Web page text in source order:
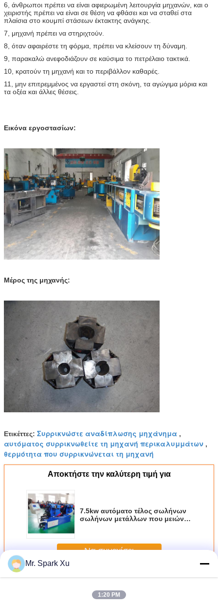
6, άνθρωποι πρέπει να είναι αφιερωμένη λειτουργία μηχανών, και ο
χειριστής πρέπει να είναι σε θέση να φθάσει και να σταθεί στα
πλαίσια στο κουμπί στάσεων έκτακτης ανάγκης.
7, μηχανή πρέπει να στηριχτούν.
8, όταν αφαιρέστε τη φόρμα, πρέπει να κλείσουν τη δύναμη.
9, παρακαλώ ανεφοδιάζουν σε καύσιμα το πετρέλαιο τακτικά.
10, κρατούν τη μηχανή και το περιβάλλον καθαρές.
11, μην επιτρεμμένος να εργαστεί στη σκόνη, τα αγώγιμα μόρια και
τα οξέα και άλλες θέσεις.
Εικόνα εργοστασίων:
Μέρος της μηχανής:
Ετικέττες: Συρρικνώστε αναδίπλωσης μηχάνημα ,
αυτόματος συρρικνωθείτε τη μηχανή περικαλυμμάτων ,
θερμότητα που συρρικνώνεται τη μηχανή
Αποκτήστε την καλύτερη τιμή για
7.5kw αυτόματο τέλος σωλήνων
σωλήνων μετάλλων που μειώνει
Να συνεχίσει
ΠερισσότεροιΜηχανή συρρικνωμένος σωλήνα
Mr. Spark Xu
1:20 PM